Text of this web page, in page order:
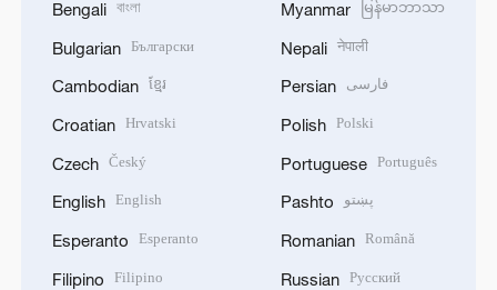
Bengali বাংলা
Bulgarian Български
Cambodian ខ្មែរ
Croatian Hrvatski
Czech Český
English English
Esperanto Esperanto
Filipino Filipino
Myanmar မြန်မာဘာသာ
Nepali नेपाली
Persian فارسی
Polish Polski
Portuguese Português
Pashto پښتو
Romanian Română
Russian Русский